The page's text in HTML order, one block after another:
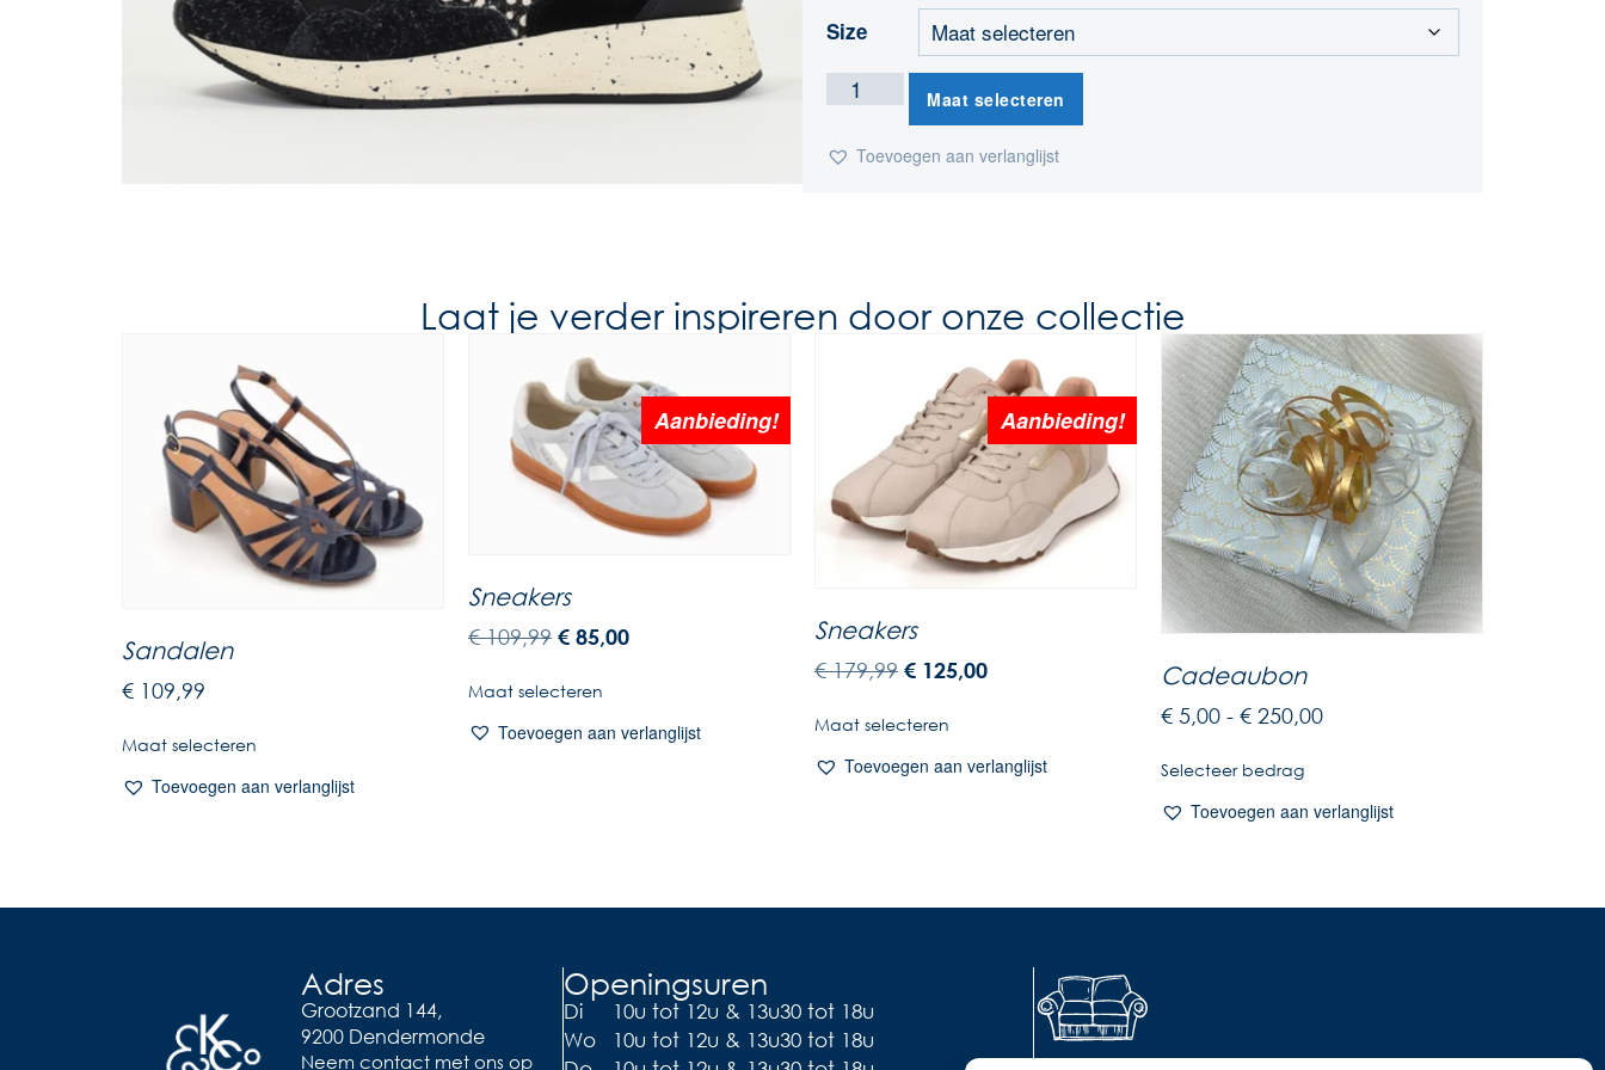
Size
Maat selecteren
Toevoegen aan verlanglijst
Laat je verder inspireren door onze collectie
Sandalen
€ 109,99
Maat selecteren
Toevoegen aan verlanglijst
Aanbieding!
Sneakers
€109,99 € 85,00
Maat selecteren
Toevoegen aan verlanglijst
Aanbieding!
Sneakers
€179,99 € 125,00
Maat selecteren
Toevoegen aan verlanglijst
Cadeaubon
€ 5,00 - € 250,00
Selecteer bedrag
Toevoegen aan verlanglijst
Adres
Grootzand 144,
9200 Dendermonde
Neem contact met ons op
Openingsuren
Di
10u tot 12u & 13u30 tot 18u
Wo
10u tot 12u & 13u30 tot 18u